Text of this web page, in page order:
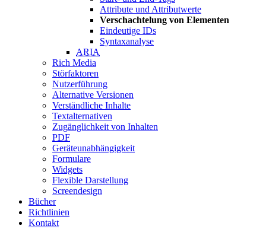
Attribute und Attributwerte
Verschachtelung von Elementen
Eindeutige IDs
Syntaxanalyse
ARIA
Rich Media
Störfaktoren
Nutzerführung
Alternative Versionen
Verständliche Inhalte
Textalternativen
Zugänglichkeit von Inhalten
PDF
Geräteunabhängigkeit
Formulare
Widgets
Flexible Darstellung
Screendesign
Bücher
Richtlinien
Kontakt